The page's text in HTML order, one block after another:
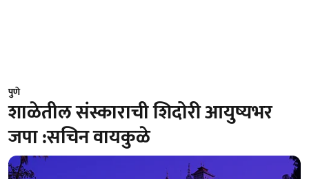
पुणे
शाळेतील संस्काराची शिदोरी आयुष्यभर
जपा :सचिन वायकुळे